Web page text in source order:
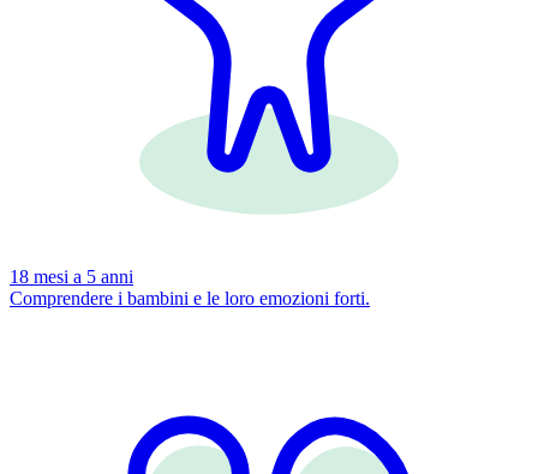
18 mesi a 5 anni
Comprendere i bambini e le loro emozioni forti.